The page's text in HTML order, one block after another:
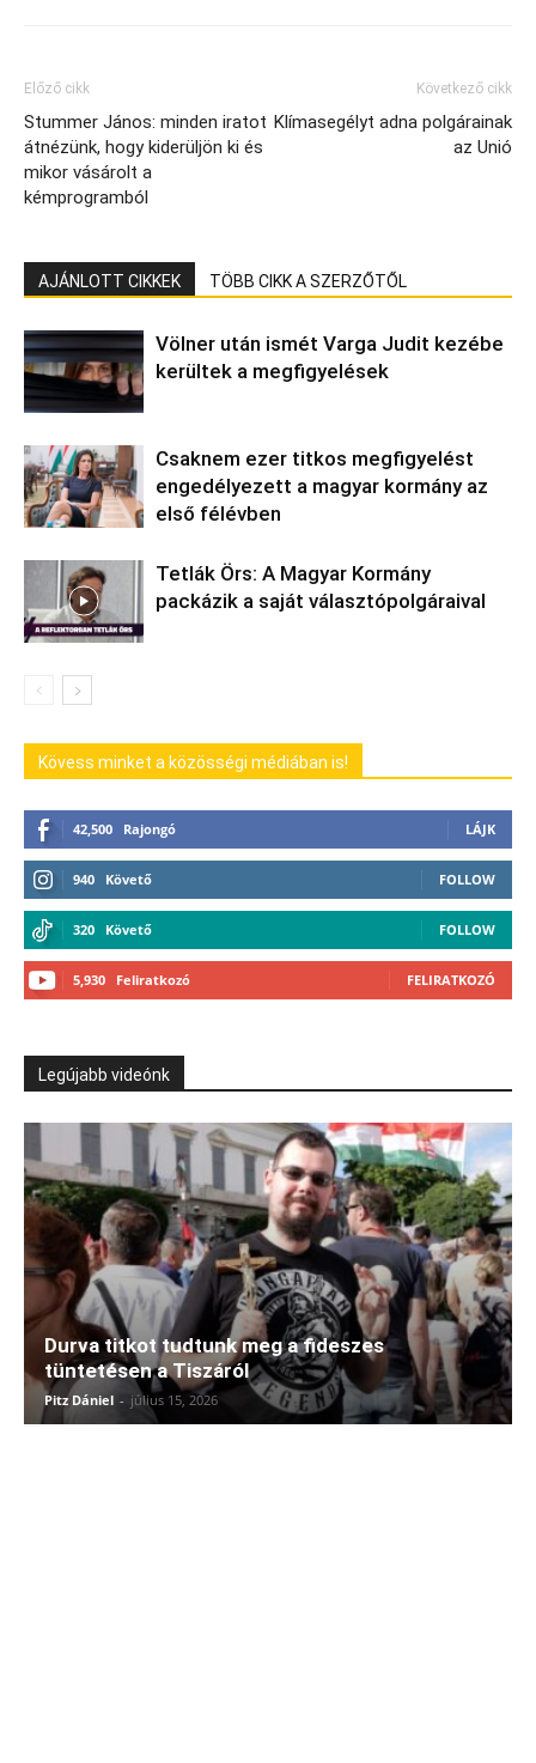
Előző cikk
Stummer János: minden iratot
átnézünk, hogy kiderüljön ki és
mikor vásárolt a
kémprogramból
Következő cikk
Klímasegélyt adna polgárainak
az Unió
AJÁNLOTT CIKKEK TÖBB CIKK A SZERZŐTŐL
Völner után ismét Varga Judit kezébe
kerültek a megfigyelések
Csaknem ezer titkos megfigyelést
engedélyezett a magyar kormány az
első félévben
Tetlák Örs: A Magyar Kormány
packázik a saját választópolgáraival
Kövess minket a közösségi médiában is!
42,500 Rajongó LÁJK
940 Követő FOLLOW
320 Követő FOLLOW
5,930 Feliratkozó FELIRATKOZÓ
Legújabb videónk
Durva titkot tudtunk meg a fideszes
tüntetésen a Tiszáról
Pitz Dániel - július 15, 2026